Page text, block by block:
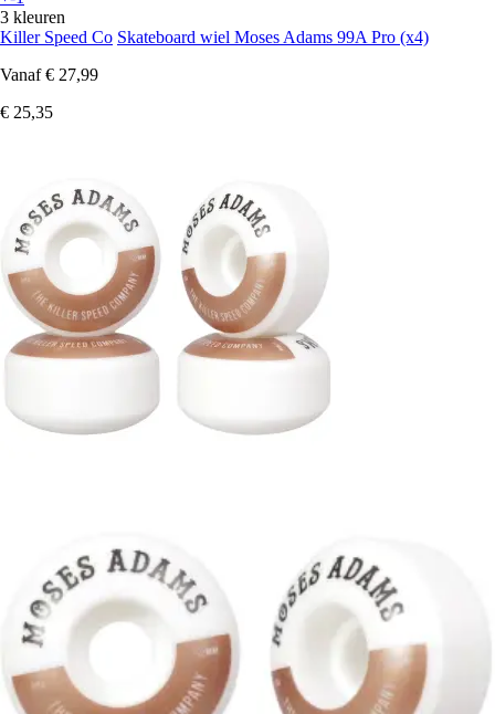
3 kleuren
Killer Speed Co Skateboard wiel Moses Adams 99A Pro (x4)
Vanaf € 27,99
€ 25,35